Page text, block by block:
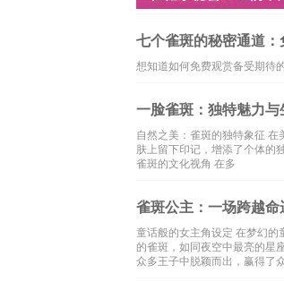
七个雀斑的秘密通道
想知道如何免费观赏备受期待
一脸雀斑：独特魅力与
自然之美：雀斑的独特象征
肤上留下印记，增添了个体的
雀斑的文化视角 在多
雀斑公主：一场跨越命
童话般的女主角设定 在梦幻
的雀斑，如同夜空中最亮的星
众多王子中脱颖而出，赢得了